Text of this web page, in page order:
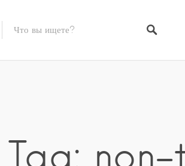
Tag: